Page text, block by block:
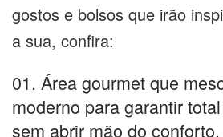
gostos e bolsos que irão
a sua, confira:
01. Área gourmet que
moderno para garantir
sem abrir mão do conforto.